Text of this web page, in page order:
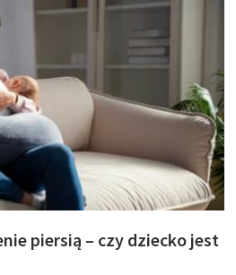
piersią – czy dziecko jest